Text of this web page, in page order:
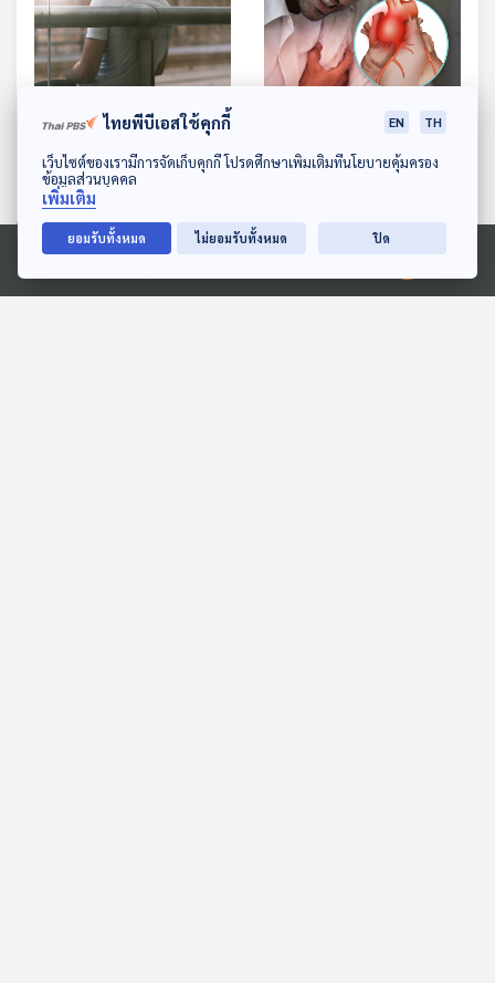
ดาวน์โหลด Thai PBS Podcast Application
Ⓒ 2020 องค์การกระจายเสียงและแพร่ภาพสาธารณะแห่งประเทศไทย
EP. 1136: เปลี่ยนจากคน
ธรรมดา ให้เป็นคนมีเสน่ห์
โรงหมอ
EP. 1137: หลอดเลือดแดง
โป่งพอง ภัยเงียบเสี่ยงชีวิต
ตอนที่เกี่ยวข้อง
ไทยพีบีเอสใช้คุกกี้ EN TH
เว็บไซต์ของเรามีการจัดเก็บคุกกี้ โปรดศึกษาเพิ่มเติมที่นโยบายคุ้มครอง
ข้อมูลส่วนบุคคล
เพิ่มเติม
ยอมรับทั้งหมด ไม่ยอมรับทั้งหมด ปิด